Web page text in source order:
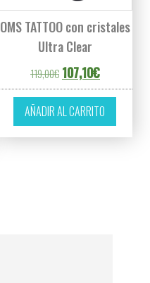
OMS TATTOO con cristales
Ultra Clear
119,00€ El precio original
107,10€El precio
AÑADIR AL CARRITO